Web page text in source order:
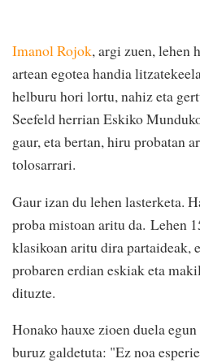
Imanol Rojok, argi zuen, lehen
artean egotea handia
helburu hori lortu, nahiz eta
Seefeld herrian Eskiko
gaur, eta bertan, hiru probatan
tolosarrari.
Gaur izan du lehen lasterketa.
proba mistoan aritu da. Lehen
klasikoan aritu dira partaideak,
probaren erdian eskiak eta
dituzte.
Honako hauxe zioen duela
buruz galdetuta: "Ez noa